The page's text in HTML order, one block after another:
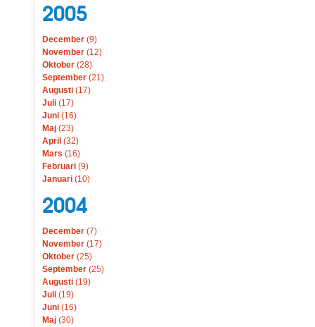
2005
December (9)
November (12)
Oktober (28)
September (21)
Augusti (17)
Juli (17)
Juni (16)
Maj (23)
April (32)
Mars (16)
Februari (9)
Januari (10)
2004
December (7)
November (17)
Oktober (25)
September (25)
Augusti (19)
Juli (19)
Juni (16)
Maj (30)